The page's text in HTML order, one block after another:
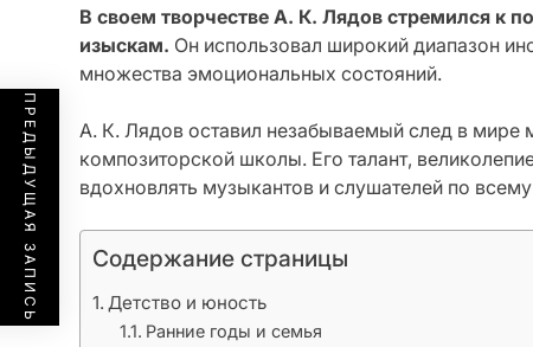
В своем творчестве А. К. Лядов стремился к
изыскам. Он использовал широкий диапазон
множества эмоциональных состояний.
А. К. Лядов оставил незабываемый след в мире
композиторской школы. Его талант,
вдохновлять музыкантов и слушателей по
Содержание страницы
Детство и юность
Ранние годы и семья
ПРЕДЫДУЩАЯ ЗАПИСЬ